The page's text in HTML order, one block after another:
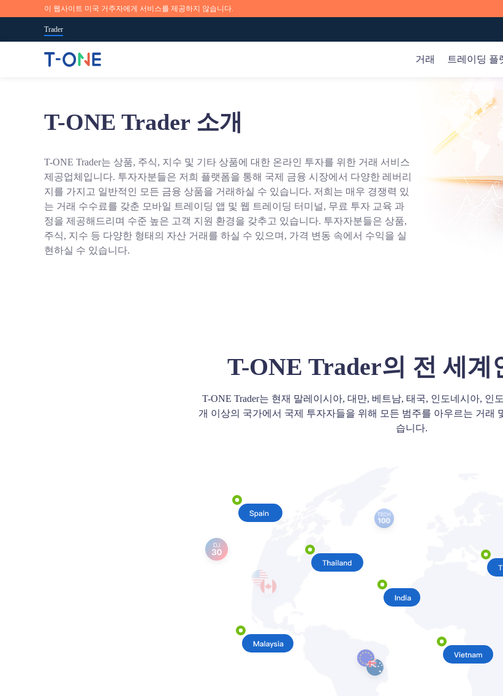
이 웹사이트 미국 거주자에게 서비스를 제공하지 않습니다.
Trader
거래
글로벌 시장으로 접근하기
지금 시작하세요.
또는 무료 데모 계정을 사용해보세요.
주식
트레이딩 플
언제 어디서든지.
iOS, 안드로이드, 웹 및 MT5 트레이딩 플랫폼을 포함한 다양한 다운로드 방식과 기기를 지원하고 있습니다.
App Store Google Play
시장 뉴스 및 연구
인베스트먼트 뱅크 오더(Investment Bank
금 ETF 포지션 보고서
EIA 원유
교육 개요
마틴의 비디오
기초
레벨 1
레벨 2
T-ONE Trader 소개
을 통해 투자자분들은 금융 시장에서 글로벌 상품을 더욱
빠르게 거래하실 수 있습니다.
지금 시작하세요.
또는 무료 데모 계정을 사용해보세요.
T-ONE Trader 소개
T-ONE Trader는 상품, 주식, 지수 및 기타 상품에 대한 온라인 투자를 위한 거래 서비스
제공업체입니다. 투자자분들은 저희 플랫폼을 통해 국제 금융 시장에서 다양한 레버리
지를 가지고 일반적인 모든 금융 상품을 거래하실 수 있습니다. 저희는 매우 경쟁력 있
는 거래 수수료를 갖춘 모바일 트레이딩 앱 및 웹 트레이딩 터미널, 무료 투자 교육 과
정을 제공해드리며 수준 높은 고객 지원 환경을 갖추고 있습니다. 투자자분들은 상품,
주식, 지수 등 다양한 형태의 자산 거래를 하실 수 있으며, 가격 변동 속에서 수익을 실
현하실 수 있습니다.
T-ONE Trader의 전 세계
T-ONE Trader는 현재 말레이시아, 대만, 베트남, 태국, 인도네시아, 인
개 이상의 국가에서 국제 투자자들을 위해 모든 범주를 아우르는 거래
습니다.